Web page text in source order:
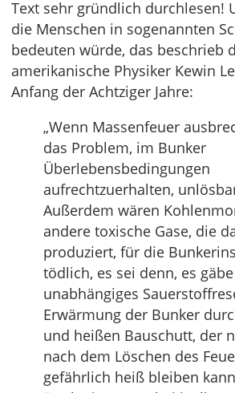
Text sehr gründlich durchlesen!
die Menschen in sogenannten
bedeuten würde, das beschrieb
amerikanische Physiker Kewin
Anfang der Achtziger Jahre:
„Wenn Massenfeuer
das Problem, im Bunker
Überlebensbedingungen
aufrechtzuerhalten,
Außerdem wären
andere toxische Gase, die
produziert, für die
tödlich, es sei denn, es
unabhängiges
Erwärmung der Bunker
und heißen Bauschutt, der
nach dem Löschen des
gefährlich heiß bleiben